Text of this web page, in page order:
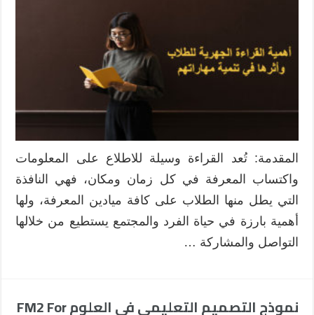
وأثرها
في
المقدمة: تُعد القراءة وسيلة للاطلاع على المعلومات
واكتساب المعرفة في كل زمان ومكان، فهي النافذة
التي يطل منها الطلاب على كافة ميادين المعرفة، ولها
أهمية بارزة في حياة الفرد والمجتمع يستطيع من خلالها
التواصل والمشاركة …
نموذج التصميم التعليمي في العلوم FM2 For